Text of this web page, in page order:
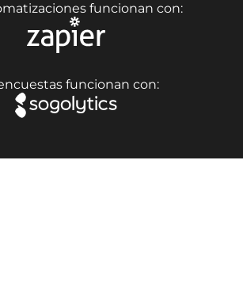
funcionan con:
funcionan con: